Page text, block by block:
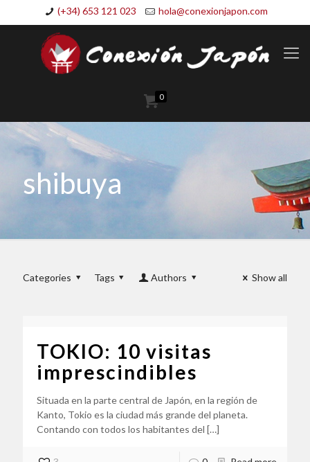
(+34) 653 121 023 hola@conexionjapon.com
0
shibuya
Categories Tags Authors Show all
TOKIO: 10 visitas
imprescindibles
Situada en la parte central de Japón, en la región de
Kanto, Tokio es la ciudad más grande del planeta.
Contando con todos los habitantes del […]